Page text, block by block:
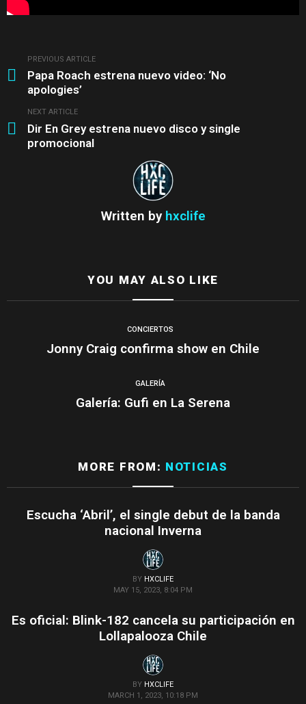
more
PREVIOUS ARTICLE
Papa Roach estrena nuevo video: ‘No
apologies’
NEXT ARTICLE
Dir En Grey estrena nuevo disco y single
promocional
Written by hxclife
YOU MAY ALSO LIKE
CONCIERTOS
Jonny Craig confirma show en Chile
GALERÍA
Galería: Gufi en La Serena
MORE FROM: NOTICIAS
Escucha ‘Abril’, el single debut de la banda
nacional Inverna
BY HXCLIFE
MAY 15, 2023, 8:04 PM
Es oficial: Blink-182 cancela su participación en
Lollapalooza Chile
BY HXCLIFE
MARCH 1, 2023, 10:18 PM